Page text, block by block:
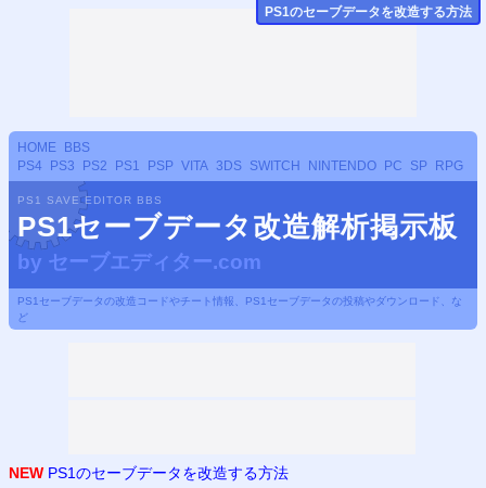
HOME
BBS
PS4
PS3 PS2 PS1 PSP VITA 3DS SWITCH NINTENDO PC SP RPG
PS1 SAVE EDITOR BBS
PS1セーブデータ改造解析掲示板
by セーブエディター.com
PS1セーブデータの改造コードやチート情報、PS1セーブデータの投稿やダウンロード、な
ど
NEW PS1のセーブデータを改造する方法
PS1のセーブデータを改造する方法